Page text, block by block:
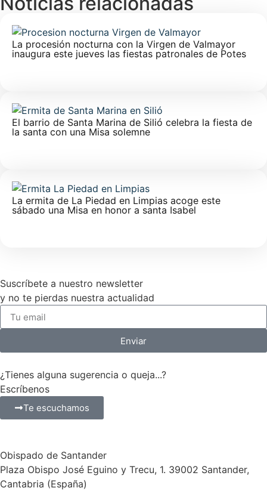
La procesión nocturna con la Virgen de Valmayor
inaugura este jueves las fiestas patronales de Potes
El barrio de Santa Marina de Silió celebra la fiesta de
la santa con una Misa solemne
La ermita de La Piedad en Limpias acoge este
sábado una Misa en honor a santa Isabel
Suscríbete a nuestro newsletter
y no te pierdas nuestra actualidad
Enviar
¿Tienes alguna sugerencia o queja...?
Escríbenos
Te escuchamos
Obispado de Santander
Plaza Obispo José Eguino y Trecu, 1. 39002 Santander,
Cantabria (España)